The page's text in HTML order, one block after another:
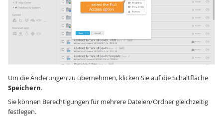
Um die Änderungen zu übernehmen, klicken Sie auf die Schaltfläche
Speichern.
Sie können Berechtigungen für mehrere Dateien/Ordner gleichzeitig
festlegen.